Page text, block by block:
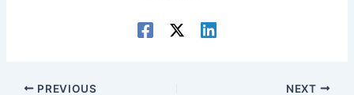
PREVIOUS NEXT